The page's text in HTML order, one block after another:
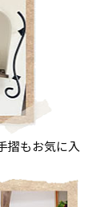
摺もお気に入